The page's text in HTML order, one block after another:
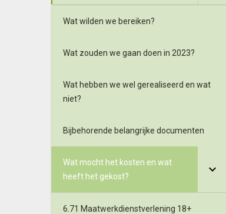
Wat wilden we bereiken?
Wat zouden we gaan doen in 2023?
Wat hebben we wel gerealiseerd en wat
niet?
Bijbehorende belangrijke documenten
Wat mocht het kosten en wat
heeft het gekost?
6.71 Maatwerkdienstverlening 18+